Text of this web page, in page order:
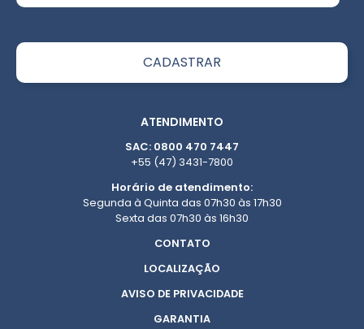
ATENDIMENTO
SAC: 0800 470 7447
+55 (47) 3431-7800
Horário de atendimento:
Segunda à Quinta das 07h30 às 17h30
Sexta das 07h30 às 16h30
CONTATO
LOCALIZAÇÃO
AVISO DE PRIVACIDADE
GARANTIA